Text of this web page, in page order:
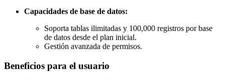
Capacidades de base de datos:
Soporta tablas ilimitadas y 100,000 registros por base
de datos desde el plan inicial.
Gestión avanzada de permisos.
Beneficios para el usuario